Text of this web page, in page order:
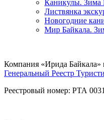
Каникулы. Зима
Листвянка
Новогодние
Мир Байкала.
Компания «Ирида Байкала»
Генеральный Реестр
Реестровый номер: РТА